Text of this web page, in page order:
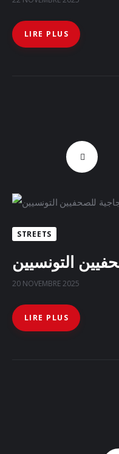
LIRE PLUS
STREETS
التونسيين
20 NOVEMBRE 2025
LIRE PLUS